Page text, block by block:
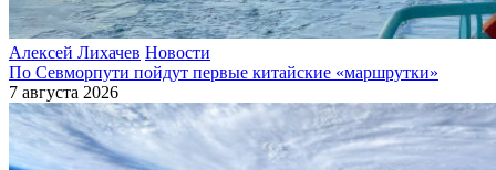
Алексей Лихачев Новости
По Севморпути пойдут первые китайские «маршрутки»
7 августа 2026